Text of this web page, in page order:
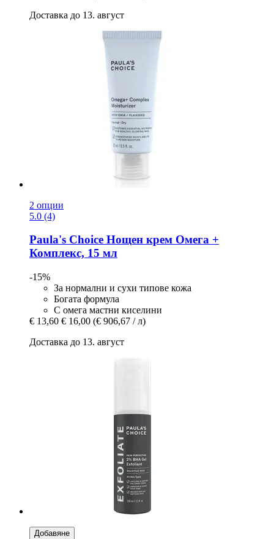
Доставка до 13. август
2 опции
5.0 (4)
Paula's Choice Нощен крем Омега +
Комплекс, 15 мл
-15%
За нормални и сухи типове кожа
Богата формула
С омега мастни киселини
€ 13,60 € 16,00 (€ 906,67 / л)
Доставка до 13. август
Добавяне